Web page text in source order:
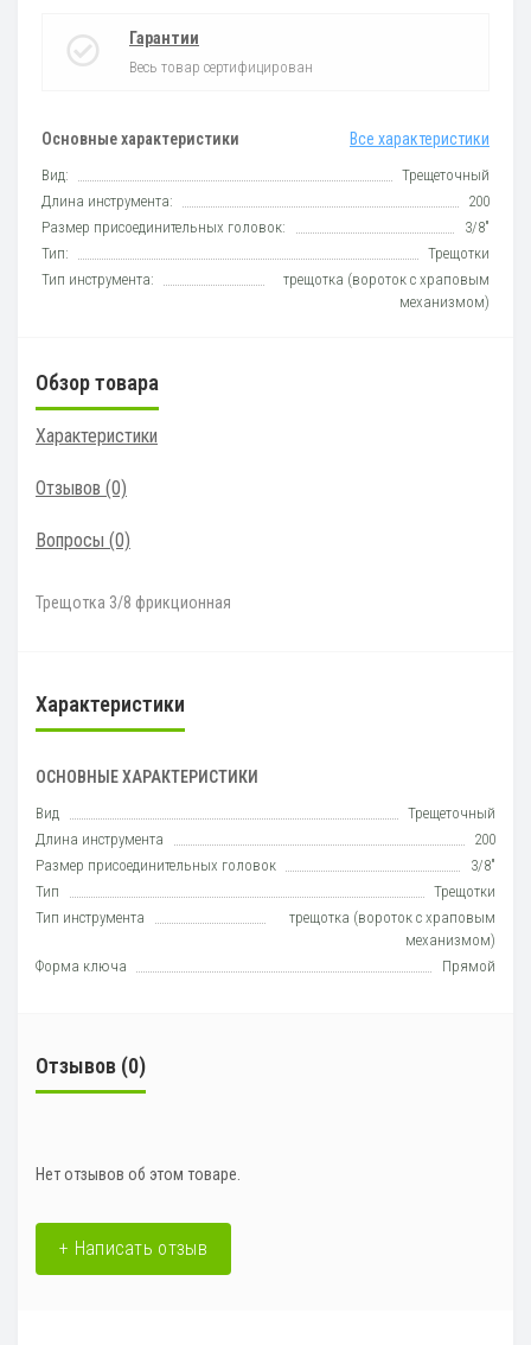
Основные характеристики Все характеристики
Вид:
Трещеточный
Длина инструмента:
200
Размер присоединительных головок:
3/8"
Тип:
Трещотки
Тип инструмента:
трещотка (вороток с храповым
механизмом)
Гарантии
Весь товар сертифицирован
Обзор товара
Характеристики
Отзывов (0)
Вопросы (0)
Трещотка 3/8 фрикционная
Характеристики
ОСНОВНЫЕ ХАРАКТЕРИСТИКИ
Вид
Трещеточный
Длина инструмента
200
Размер присоединительных головок
3/8"
Тип
Трещотки
Тип инструмента
трещотка (вороток с храповым
механизмом)
Форма ключа
Прямой
Отзывов (0)
Нет отзывов об этом товаре.
+ Написать отзыв